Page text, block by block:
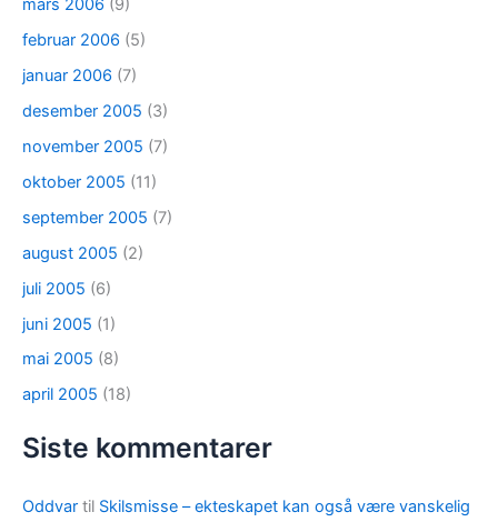
mars 2006 (9)
februar 2006 (5)
januar 2006 (7)
desember 2005 (3)
november 2005 (7)
oktober 2005 (11)
september 2005 (7)
august 2005 (2)
juli 2005 (6)
juni 2005 (1)
mai 2005 (8)
april 2005 (18)
Siste kommentarer
Oddvar til Skilsmisse – ekteskapet kan også være vanskelig